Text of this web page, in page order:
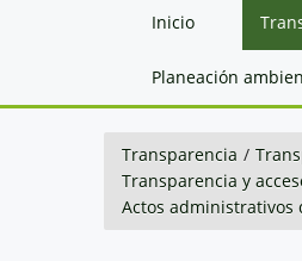
Inicio
Planeación
Transparencia /
Transparencia y
Actos administrativos